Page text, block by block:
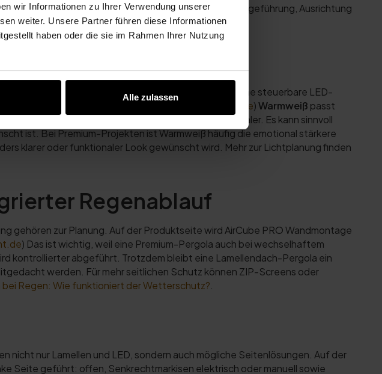
wir Informationen zu Ihrer Verwendung unserer
weiter. Unsere Partner führen diese Informationen
haben oder die sie im Rahmen Ihrer Nutzung
Alle zulassen
Untergrund, Fundamente, Stromversorgung, Wegeführung, Ausrichtung
AirCube PRO bietet laut Durchdacht eine steuerbare LED-
wählbare LED-Beleuchtung genannt. (
Durchdacht.de)Warmweiß passt
Wohnbereichen.Kaltweißwirkt klarer und funktionaler. Es kann sinnvoll
ist. Bei Premium-Projekten ist Warmweiß häufig die emotional stärkere
klarer oder funktionaler Look gewünscht wird. Mehr zur Lichtplanung finden
Regenablauf
gehören zur Planung. Auf der Produktseite wird AirCube PRO Wandmontage
) Das ist wichtig, weil eine Premium-Pergola auch bei wechselhaftem
kontrollierter abgeführt. Trotzdem bleibt eine Lamellendach-Pergola ein
werden. Für mehr seitlichen Schutz können ZIP-Screens oder
Regen: Wie funktioniert der Wetterschutz?
nicht nur Lamellen und LED, sondern auch mögliche Seitenlösungen. Auf der
Seite geführt: offen, Senkrechtmarkisen elektrisch oder manuell sowie